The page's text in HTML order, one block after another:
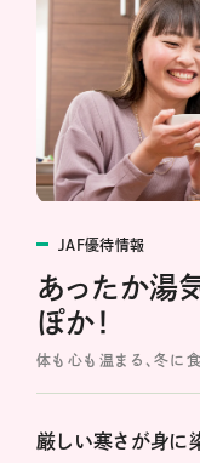
JAF優待情報
あったか湯
ぽか！
体も心も温まる、冬に
厳しい寒さが身に